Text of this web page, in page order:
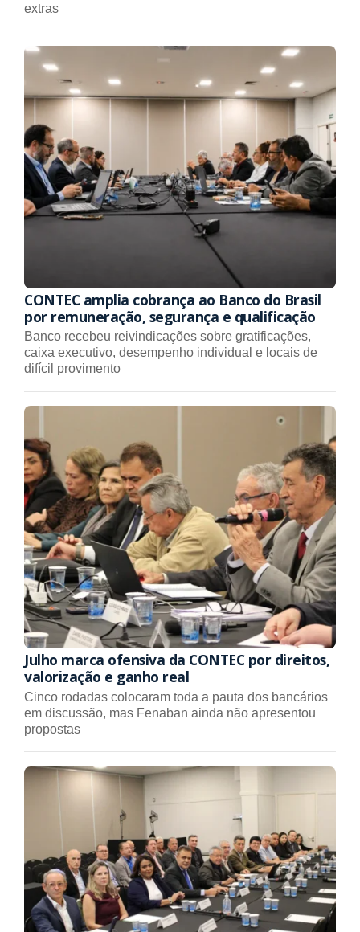
extras
CONTEC amplia cobrança ao Banco do Brasil
por remuneração, segurança e qualificação
Banco recebeu reivindicações sobre gratificações,
caixa executivo, desempenho individual e locais de
difícil provimento
Julho marca ofensiva da CONTEC por direitos,
valorização e ganho real
Cinco rodadas colocaram toda a pauta dos bancários
em discussão, mas Fenaban ainda não apresentou
propostas